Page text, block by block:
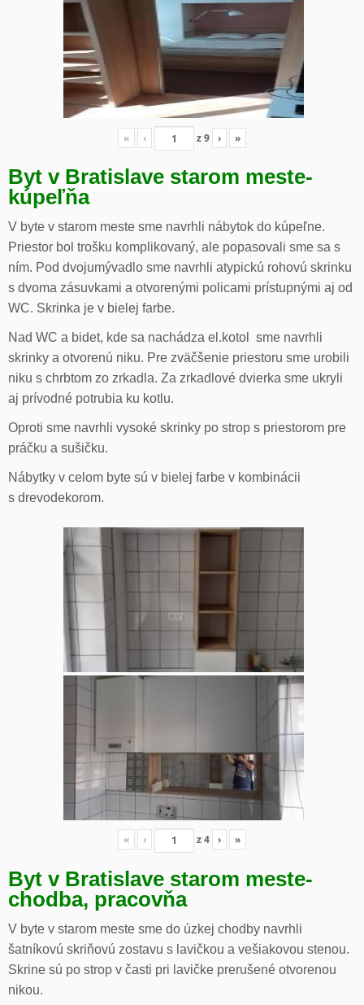
« ‹ z9 › »
Byt v Bratislave starom meste-
kúpeľňa
V byte v starom meste sme navrhli nábytok do kúpeľne.
Priestor bol trošku komplikovaný, ale popasovali sme sa s
ním. Pod dvojumývadlo sme navrhli atypickú rohovú skrinku
s dvoma zásuvkami a otvorenými policami prístupnými aj od
WC. Skrinka je v bielej farbe.
Nad WC a bidet, kde sa nachádza el.kotol sme navrhli
skrinky a otvorenú niku. Pre zväčšenie priestoru sme urobili
niku s chrbtom zo zrkadla. Za zrkadlové dvierka sme ukryli
aj prívodné potrubia ku kotlu.
Oproti sme navrhli vysoké skrinky po strop s priestorom pre
práčku a sušičku.
Nábytky v celom byte sú v bielej farbe v kombinácii
s drevodekorom.
« ‹ z4 › »
Byt v Bratislave starom meste-
chodba, pracovňa
V byte v starom meste sme do úzkej chodby navrhli
šatníkovú skriňovú zostavu s lavičkou a vešiakovou stenou.
Skrine sú po strop v časti pri lavičke prerušené otvorenou
nikou.